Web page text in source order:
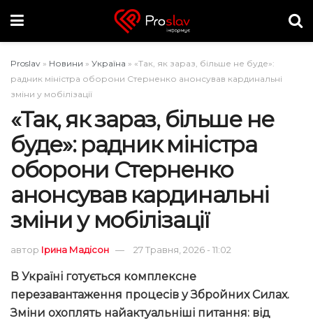
Proslav » Новини » Україна » «Так, як зараз, більше не буде»:
радник міністра оборони Стерненко анонсував кардинальні
зміни у мобілізації
«Так, як зараз, більше не
буде»: радник міністра
оборони Стерненко
анонсував кардинальні
зміни у мобілізації
автор Ірина Мадісон 27 Травня, 2026 - 11:02
В Україні готується комплексне
перезавантаження процесів у Збройних Силах.
Зміни охоплять найактуальніші питання: від